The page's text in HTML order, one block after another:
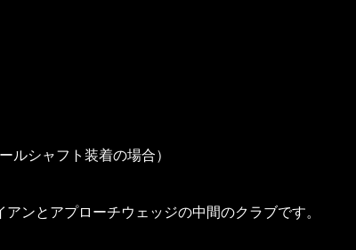
ルシャフト装着の場合）
ンとアプローチウェッジの中間のクラブです。